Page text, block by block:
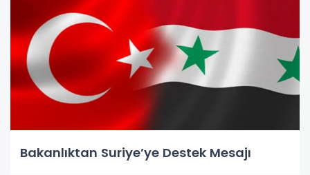
Bakanlıktan Suriye’ye Destek Mesajı